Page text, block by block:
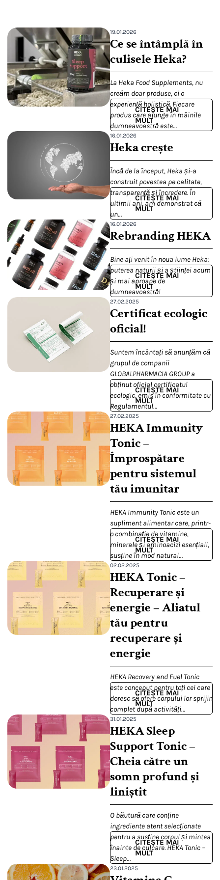
19.01.2026
Ce se întâmplă în
culisele Heka?
La Heka Food Supplements, nu
creăm doar produse, ci o
experiență holistică. Fiecare
produs care ajunge în mâinile
dumneavoastră este…
CITEȘTE MAI
MULT
16.01.2026
Heka crește
Încă de la început, Heka și-a
construit povestea pe calitate,
transparență și încredere. În
ultimii ani, am demonstrat că
un…
CITEȘTE MAI
MULT
16.01.2026
Rebranding HEKA
Bine ați venit în noua lume Heka:
puterea naturii și a științei acum
și mai aproape de
dumneavoastră!
CITEȘTE MAI
MULT
27.02.2025
Certificat ecologic
oficial!
Suntem încântați să anunțăm că
grupul de companii
GLOBALPHARMACIA GROUP a
obținut oficial certificatul
ecologic, emis în conformitate cu
Regulamentul…
CITEȘTE MAI
MULT
27.02.2025
HEKA Immunity
Tonic –
Împrospătare
pentru sistemul
tău imunitar
HEKA Immunity Tonic este un
supliment alimentar care, printr-
o combinație de vitamine,
minerale și aminoacizi esențiali,
susține în mod natural…
CITEȘTE MAI
MULT
02.02.2025
HEKA Tonic –
Recuperare și
energie – Aliatul
tău pentru
recuperare și
energie
HEKA Recovery and Fuel Tonic
este conceput pentru toți cei care
doresc să ofere corpului lor sprijin
complet după activități…
CITEȘTE MAI
MULT
31.01.2025
HEKA Sleep
Support Tonic –
Cheia către un
somn profund și
liniștit
O băutură care conține
ingrediente atent selecționate
pentru a susține corpul și mintea
înainte de culcare. HEKA Tonic –
Sleep…
CITEȘTE MAI
MULT
23.01.2025